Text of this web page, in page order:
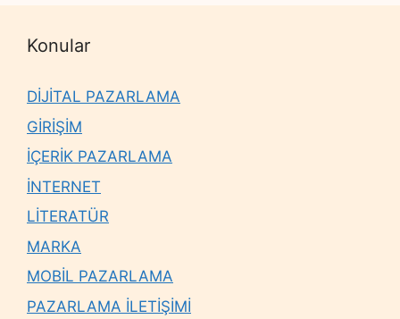
Konular
DİJİTAL PAZARLAMA
GİRİŞİM
İÇERİK PAZARLAMA
İNTERNET
LİTERATÜR
MARKA
MOBİL PAZARLAMA
PAZARLAMA İLETİŞİMİ